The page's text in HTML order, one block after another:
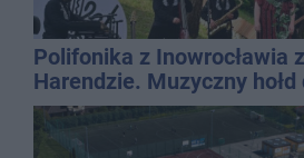
Polifonika z Inowrocławia
Harendzie. Muzyczny hołd
Kasprowicza